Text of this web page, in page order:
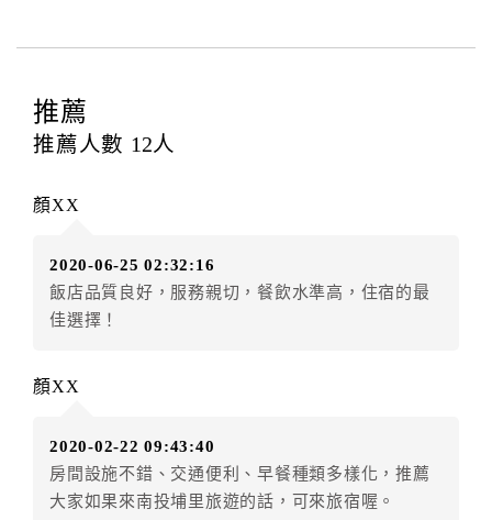
四、訂單異動
提出申辦不得異動訂單。
每筆訂單異動限定
辦理取消退款。
房者應補足差額。（限原訂飯店）
房者不得要求退其差額。（限原訂飯店）
五、保留住宿權益(保留住房)
（提出申辦日為保留起算日）
店客滿，敬請及早計畫，如逾時未提出申辦，視同無條
件放棄訂單（住宿權益）。 （限原訂飯店使用）
．每筆訂單異動限定乙次，限原訂飯店，異動完成後不
推薦
推薦人數 12人
顏XX
2020-06-25 02:32:16
飯店品質良好，服務親切，餐飲水準高，住宿的最
佳選擇！
顏XX
2020-02-22 09:43:40
房間設施不錯、交通便利、早餐種類多樣化，推薦
大家如果來南投埔里旅遊的話，可來旅宿喔。